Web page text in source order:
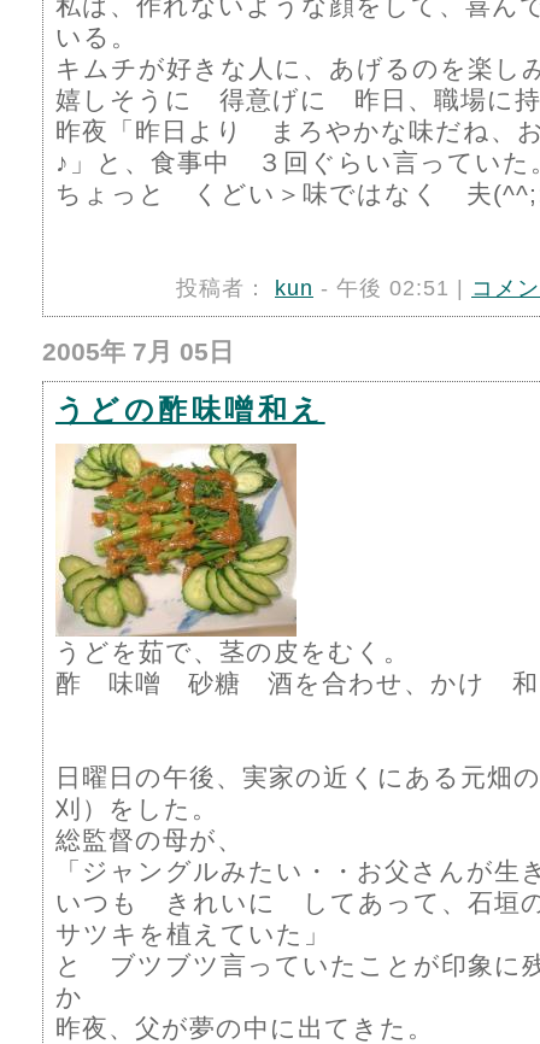
いる。
キムチが好きな人に、あげるのを楽
嬉しそうに 得意げに 昨日、職場に
昨夜「昨日より まろやかな味だね、
♪」と、食事中 ３回ぐらい言っていた
ちょっと くどい＞味ではなく 夫
投稿者： kun - 午後 02:51 | コメ
2005年 7月 05日
うどの酢味噌和え
うどを茹で、茎の皮をむく。
酢 味噌 砂糖 酒を合わせ、かけ 和
日曜日の午後、実家の近くにある元畑
刈）をした。
総監督の母が、
「ジャングルみたい・・お父さんが生
いつも きれいに してあって、石垣
サツキを植えていた」
と ブツブツ言っていたことが印象に
か
昨夜、父が夢の中に出てきた。